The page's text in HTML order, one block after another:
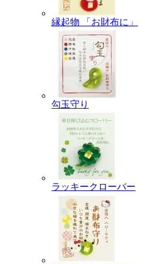
縁起物 「お財布に」
勾玉守り
ラッキークローバー